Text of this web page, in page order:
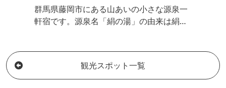
群馬県藤岡市にある山あいの小さな源泉一
軒宿です。源泉名「絹の湯」の由来は絹の
「上州牛」「上州麦豚」をメインに使った
会席御膳がウリです。お客様に安全と安心
観光スポット一覧